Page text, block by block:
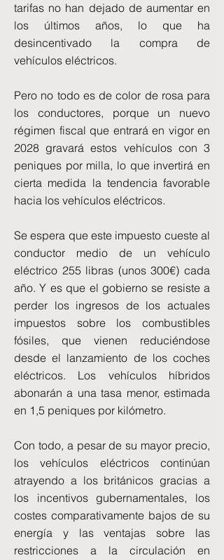
tarifas no han dejado de aumentar en
los últimos años, lo que ha
desincentivado la compra de
vehículos eléctricos.
Pero no todo es de color de rosa para
los conductores, porque un nuevo
régimen fiscal que entrará en vigor en
2028 gravará estos vehículos con 3
peniques por milla, lo que invertirá en
cierta medida la tendencia favorable
hacia los vehículos eléctricos.
Se espera que este impuesto cueste al
conductor medio de un vehículo
eléctrico 255 libras (unos 300€) cada
año. Y es que el gobierno se resiste a
perder los ingresos de los actuales
impuestos sobre los combustibles
fósiles, que vienen reduciéndose
desde el lanzamiento de los coches
eléctricos. Los vehículos híbridos
abonarán a una tasa menor, estimada
en 1,5 peniques por kilómetro.
Con todo, a pesar de su mayor precio,
los vehículos eléctricos continúan
atrayendo a los británicos gracias a
los incentivos gubernamentales, los
costes comparativamente bajos de su
energía y las ventajas sobre las
restricciones a la circulación en